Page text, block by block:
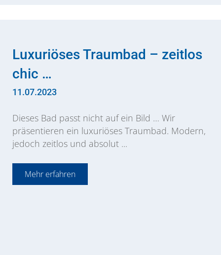
Luxuriöses Traumbad – zeitlos
chic …
11.07.2023
Dieses Bad passt nicht auf ein Bild … Wir
präsentieren ein luxuriöses Traumbad. Modern,
jedoch zeitlos und absolut ...
Mehr erfahren